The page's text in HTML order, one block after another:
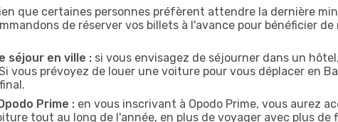
que certaines personnes préfèrent attendre la dernière
de réserver vos billets à l'avance pour bénéficier
séjour en ville : si vous envisagez de séjourner dans un
vous prévoyez de louer une voiture pour vous déplacer en
Prime : en vous inscrivant à Opodo Prime, vous aurez
tout au long de l'année, en plus de voyager avec plus